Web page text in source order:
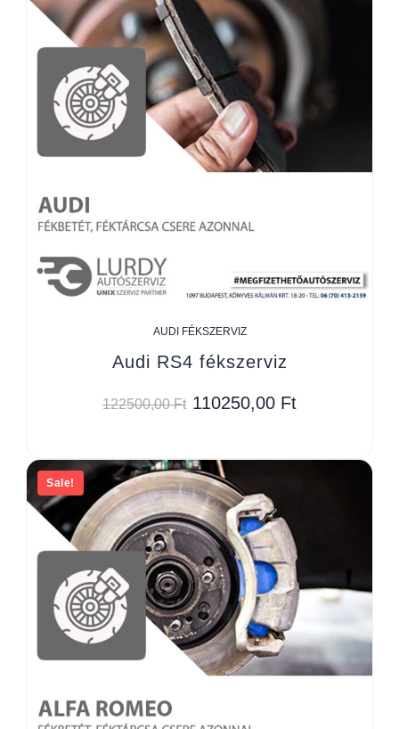
AUDI FÉKSZERVIZ
Audi RS4 fékszerviz
122500,00Ft 110250,00 Ft
Sale!